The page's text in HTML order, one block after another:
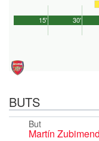
15' 30'
BUTS
But
Martín